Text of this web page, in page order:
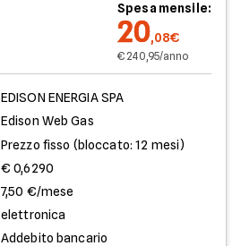
Spesa mensile:
20,08€
€ 240,95/anno
EDISON ENERGIA SPA
Edison Web Gas
Prezzo fisso (bloccato: 12 mesi)
€ 0,6290
7,50 €/mese
elettronica
Addebito bancario